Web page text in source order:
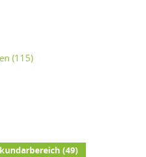
(115)
(49)